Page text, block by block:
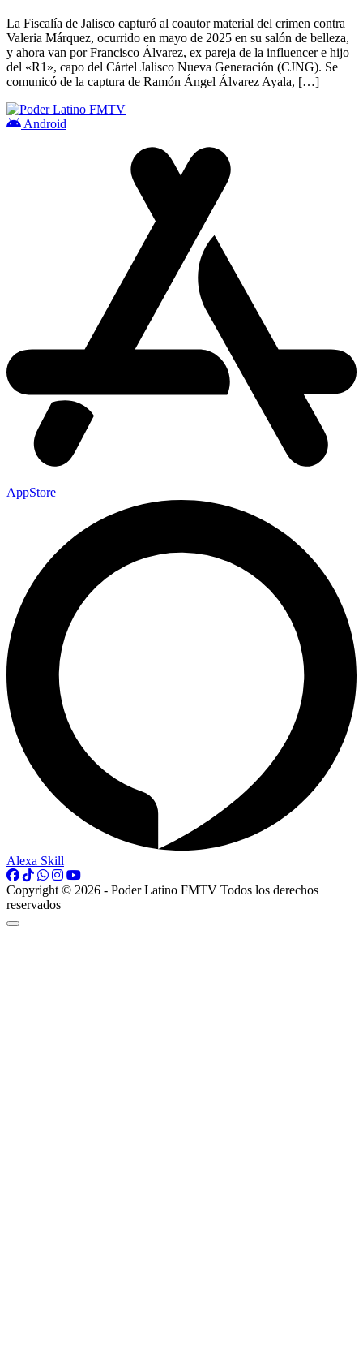
La Fiscalía de Jalisco capturó al coautor material del crimen contra
Valeria Márquez, ocurrido en mayo de 2025 en su salón de belleza,
y ahora van por Francisco Álvarez, ex pareja de la influencer e hijo
del «R1», capo del Cártel Jalisco Nueva Generación (CJNG). Se
comunicó de la captura de Ramón Ángel Álvarez Ayala, […]
Android
AppStore
Alexa Skill
Copyright © 2026 - Poder Latino FMTV Todos los derechos
reservados